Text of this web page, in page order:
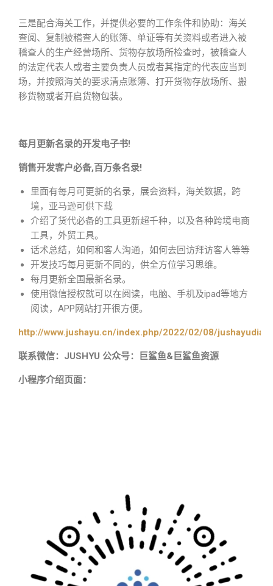
三是配合海关工作，并提供必要的工作条件和协助：海关
查阅、复制被稽查人的账簿、单证等有关资料或者进入被
稽查人的生产经营场所、货物存放场所检查时，被稽查人
的法定代表人或者主要负责人员或者其指定的代表应当到
场，并按照海关的要求清点账簿、打开货物存放场所、搬
移货物或者开启货物包装。
每月更新名录的开发电子书!
销售开发客户必备,百万条名录!
里面有每月可更新的名录，展会资料，海关数据，跨
境，亚马逊可供下载
介绍了货代必备的工具更新超千种，以及各种跨境电商
工具，外贸工具。
话术总结，如何和客人沟通，如何去回访拜访客人等等
开发技巧每月更新不同的，供全方位学习思维。
每月更新全国最新名录。
使用微信授权就可以在阅读，电脑、手机及ipad等地方
阅读，APP网站打开很方便。
http://www.jushayu.cn/index.php/2022/02/08/
联系微信：JUSHYU 公众号：巨鲨鱼&巨鲨鱼资源
小程序介绍页面：